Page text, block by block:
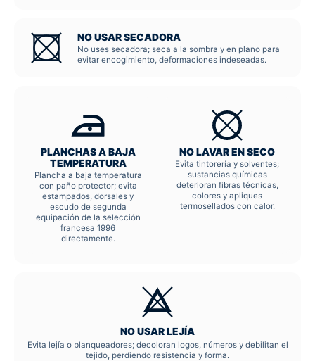
NO USAR SECADORA
No uses secadora; seca a la sombra y en plano para
evitar encogimiento, deformaciones indeseadas.
PLANCHAS A BAJA
TEMPERATURA
Plancha a baja temperatura
con paño protector; evita
estampados, dorsales y
escudo de segunda
equipación de la selección
francesa 1996
directamente.
NO LAVAR EN SECO
Evita tintorería y solventes;
sustancias químicas
deterioran fibras técnicas,
colores y apliques
termosellados con calor.
NO USAR LEJÍA
Evita lejía o blanqueadores; decoloran logos, números y debilitan el
tejido, perdiendo resistencia y forma.